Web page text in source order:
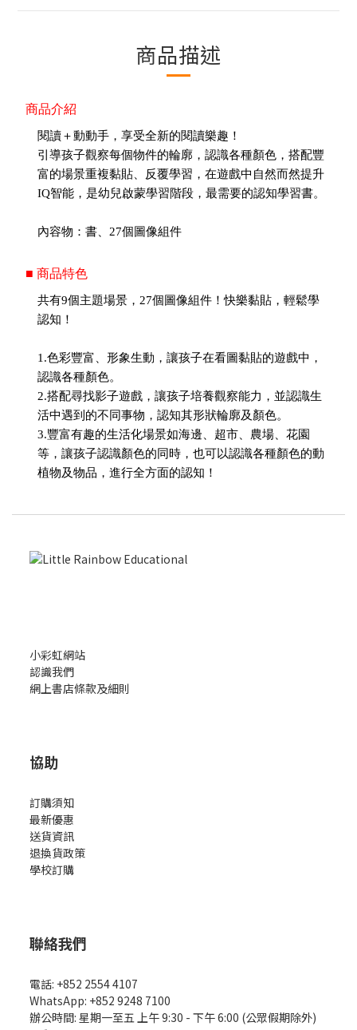
商品描述
商品介紹
閱讀＋動動手，享受全新的閱讀樂趣！
引導孩子觀察每個物件的輪廓，認識各種顏色，搭配豐
富的場景重複黏貼、反覆學習，在遊戲中自然而然提升
IQ智能，是幼兒啟蒙學習階段，最需要的認知學習書。
內容物：書、27個圖像組件
■ 商品特色
共有9個主題場景，27個圖像組件！快樂黏貼，輕鬆學
認知！
1.色彩豐富、形象生動，讓孩子在看圖黏貼的遊戲中，
認識各種顏色。
2.搭配尋找影子遊戲，讓孩子培養觀察能力，並認識生
活中遇到的不同事物，認知其形狀輪廓及顏色。
3.豐富有趣的生活化場景如海邊、超市、農場、花園
等，讓孩子認識顏色的同時，也可以認識各種顏色的動
植物及物品，進行全方面的認知！
小彩虹網站
認識我們
網上書店條款及細則
協助
訂購須知
最新優惠
送貨資訊
退換貨政策
學校訂購
聯絡我們
電話: +852 2554 4107
WhatsApp: +852 9248 7100
辦公時間: 星期一至五 上午 9:30 - 下午 6:00 (公眾假期除外)